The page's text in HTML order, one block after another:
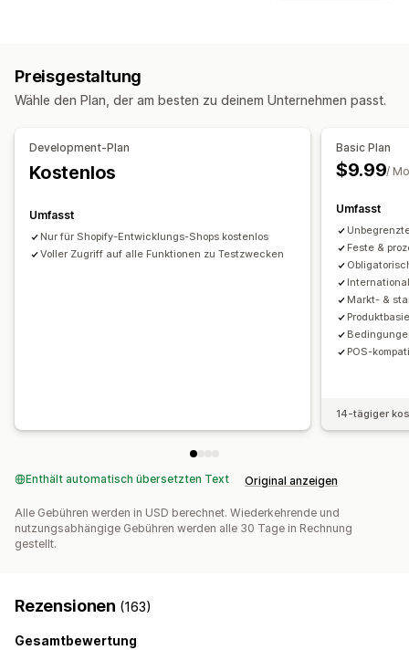
Add-ons mit einem Klick
Mehrere Währungen Benutzerdefinierte Regeln
Analysen
Conversion-Raten
Preisgestaltung
Wähle den Plan, der am besten zu deinem Unternehmen passt.
Development-Plan
Kostenlos
Umfasst
Nur für Shopify-Entwicklungs-Shops kostenlos
Voller Zugriff auf alle Funktionen zu Testzwecken
Basic Plan
$9.99/
Umfasst
Feste &
Markt- &
POS-
14-tägiger
Enthält automatisch übersetzten Text Original anzeigen
Alle Gebühren werden in USD berechnet. Wiederkehrende und
nutzungsabhängige Gebühren werden alle 30 Tage in Rechnung
gestellt.
Rezensionen (163)
Gesamtbewertung